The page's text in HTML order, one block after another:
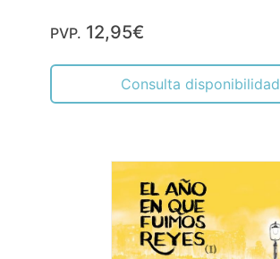
PVP. 12,95€
Consulta disponibilidad